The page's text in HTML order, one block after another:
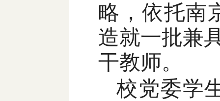
略，依托南
造就一批兼
干教师。
校党委学